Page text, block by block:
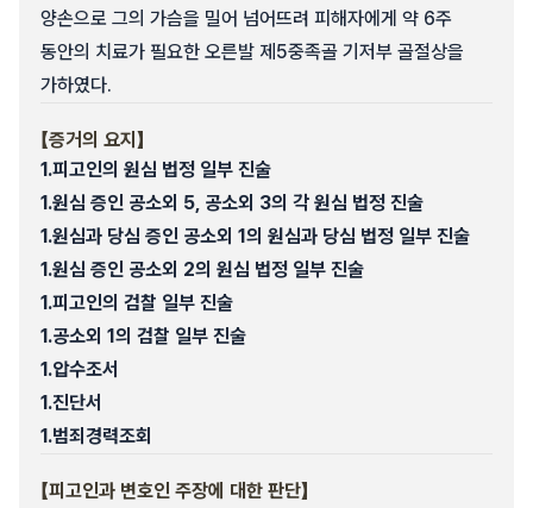
양손으로 그의 가슴을 밀어 넘어뜨려 피해자에게 약 6주
동안의 치료가 필요한 오른발 제5중족골 기저부 골절상을
가하였다.
【증거의 요지】
1.피고인의 원심 법정 일부 진술
1.원심 증인 공소외 5, 공소외 3의 각 원심 법정 진술
1.원심과 당심 증인 공소외 1의 원심과 당심 법정 일부 진술
1.원심 증인 공소외 2의 원심 법정 일부 진술
1.피고인의 검찰 일부 진술
1.공소외 1의 검찰 일부 진술
1.압수조서
1.진단서
1.범죄경력조회
【피고인과 변호인 주장에 대한 판단】